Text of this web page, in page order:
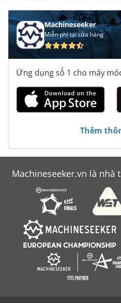
Machineseeker
Miễn phí tại cửa hàng
Ứng dụng số 1 cho máy
Thêm
Machineseeker.vn là